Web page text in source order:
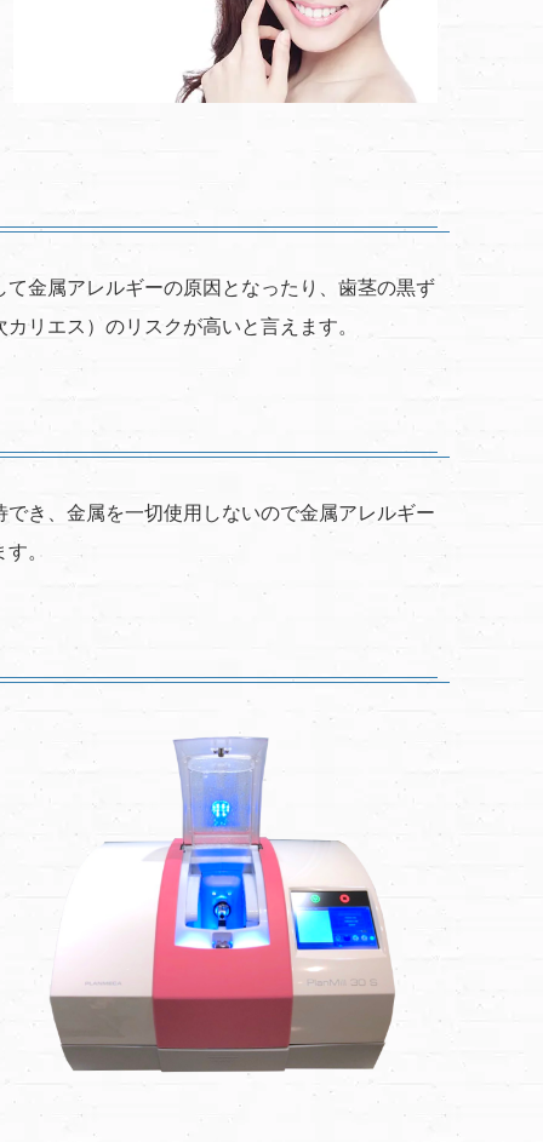
金属アレルギーの原因となったり、歯茎の黒ず
リエス）のリスクが高いと言えます。
き、金属を一切使用しないので金属アレルギー
。